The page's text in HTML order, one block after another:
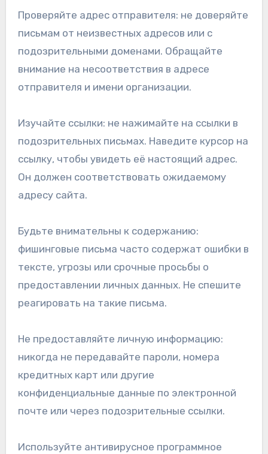
Проверяйте адрес отправителя: не доверяйте
письмам от неизвестных адресов или с
подозрительными доменами. Обращайте
внимание на несоответствия в адресе
отправителя и имени организации.
Изучайте ссылки: не нажимайте на ссылки в
подозрительных письмах. Наведите курсор на
ссылку, чтобы увидеть её настоящий адрес.
Он должен соответствовать ожидаемому
адресу сайта.
Будьте внимательны к содержанию:
фишинговые письма часто содержат ошибки в
тексте, угрозы или срочные просьбы о
предоставлении личных данных. Не спешите
реагировать на такие письма.
Не предоставляйте личную информацию:
никогда не передавайте пароли, номера
кредитных карт или другие
конфиденциальные данные по электронной
почте или через подозрительные ссылки.
Используйте антивирусное программное